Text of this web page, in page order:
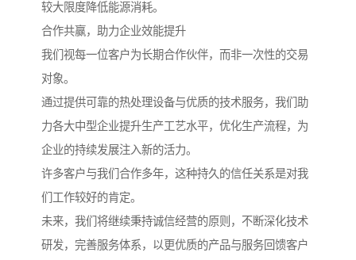
较大限度降低能源消耗。
合作共赢，助力企业效能提升
我们视每一位客户为长期合作伙伴，而非一次性的交易
对象。
通过提供可靠的热处理设备与优质的技术服务，我们助
力各大中型企业提升生产工艺水平，优化生产流程，为
企业的持续发展注入新的活力。
许多客户与我们合作多年，这种持久的信任关系是对我
们工作较好的肯定。
未来，我们将继续秉持诚信经营的原则，不断深化技术
研发，完善服务体系，以更优质的产品与服务回馈客户